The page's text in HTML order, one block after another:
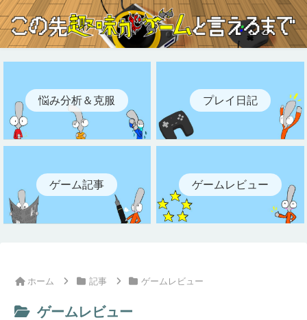
悩み分析＆克服 プレイ日記
ゲーム記事 ゲームレビュー
ホーム 記事 ゲームレビュー
ゲームレビュー